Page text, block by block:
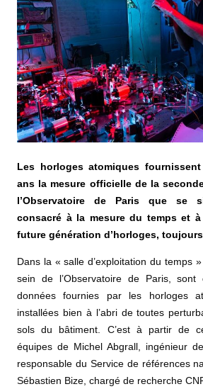
Les horloges atomiques
ans la mesure officielle de la
l’Observatoire de Paris que se
consacré à la mesure du temps et
future génération d’horloges,
Dans la « salle d’exploitation du temps
sein de l’Observatoire de Paris, sont
données fournies par les horloges
installées bien à l’abri de toutes
sols du bâtiment. C’est à partir de
équipes de Michel Abgrall, ingénieur
responsable du Service de références
Sébastien Bize, chargé de recherche